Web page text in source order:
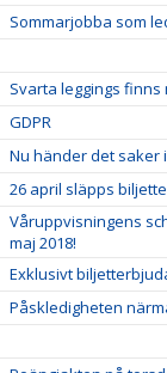
Sommarjobba som
Svarta leggings
GDPR
Nu händer det saker
26 april släpps
Våruppvisningens
maj 2018!
Exklusivt
Påskledigheten